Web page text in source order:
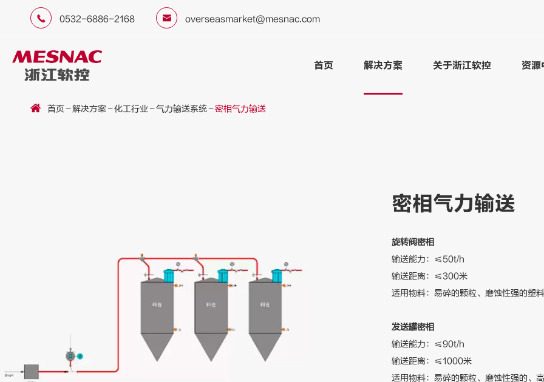
 0532-6886-2168  overseasmarket@mesnac.com
首页 解决方案 关于浙江软控 资源
首页 解决方案 化工行业 气力输送系统 密相气力输送
密相气力输送
旋转阀密相
输送能力：≤50t/h
输送距离：≤300米
适用物料：易碎的颗粒、磨蚀性强的塑
发送罐密相
输送能力：≤90t/h
输送距离：≤1000米
适用物料：易碎的颗粒、磨蚀性强的、高